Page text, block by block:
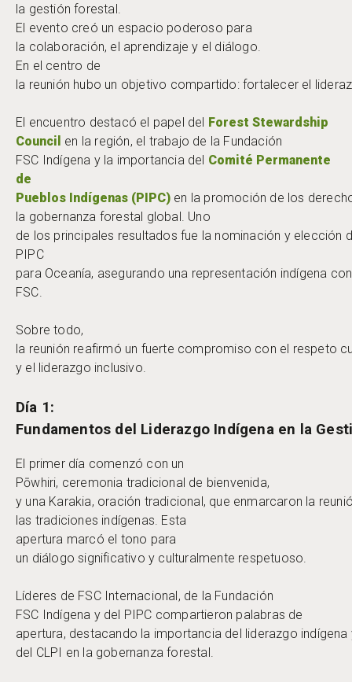
la gestión forestal.
El evento creó un espacio poderoso para
la colaboración, el aprendizaje y el diálogo.
En el centro de
la reunión hubo un objetivo compartido: fortalecer el
El encuentro destacó el papel del Forest Stewardship
Council en la región, el trabajo de la Fundación
FSC Indígena y la importancia del Comité Permanente
de
Pueblos Indígenas (PIPC) en la promoción de los
la gobernanza forestal global. Uno
de los principales resultados fue la nominación y elección
PIPC
para Oceanía, asegurando una representación indígena
FSC.
Sobre todo,
la reunión reafirmó un fuerte compromiso con el respeto
y el liderazgo inclusivo.
Día 1:
Fundamentos del Liderazgo Indígena en la
El primer día comenzó con un
Pōwhiri, ceremonia tradicional de bienvenida,
y una Karakia, oración tradicional, que enmarcaron la
las tradiciones indígenas. Esta
apertura marcó el tono para
un diálogo significativo y culturalmente respetuoso.
Líderes de FSC Internacional, de la Fundación
FSC Indígena y del PIPC compartieron palabras de
apertura, destacando la importancia del liderazgo indígena
del CLPI en la gobernanza forestal.